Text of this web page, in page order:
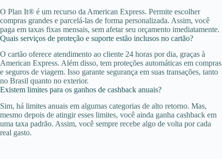
O Plan It® é um recurso da American Express. Permite escolher
compras grandes e parcelá-las de forma personalizada. Assim, você
paga em taxas fixas mensais, sem afetar seu orçamento imediatamente.
Quais serviços de proteção e suporte estão inclusos no cartão?
O cartão oferece atendimento ao cliente 24 horas por dia, graças à
American Express. Além disso, tem proteções automáticas em compras
e seguros de viagem. Isso garante segurança em suas transações, tanto
no Brasil quanto no exterior.
Existem limites para os ganhos de cashback anuais?
Sim, há limites anuais em algumas categorias de alto retorno. Mas,
mesmo depois de atingir esses limites, você ainda ganha cashback em
uma taxa padrão. Assim, você sempre recebe algo de volta por cada
real gasto.